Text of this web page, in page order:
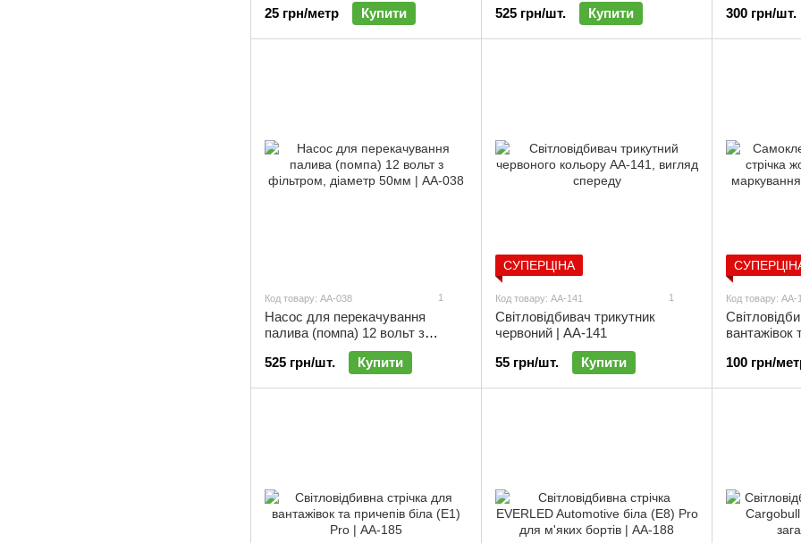
25 грн/метр
Купити
525 грн/шт.
Купити
300 грн/шт.
Код товару: АА-038 1
Насос для перекачування
палива (помпа) 12 вольт з
фільтром, діаметр 50мм | АА-038
525 грн/шт.
Купити
СУПЕРЦІНА
Код товару: АА-141 1
Світловідбивач трикутник
червоний | АА-141
55 грн/шт.
Купити
Код товару: АА-
вантажівок
(Е1) Pro |
100 грн/